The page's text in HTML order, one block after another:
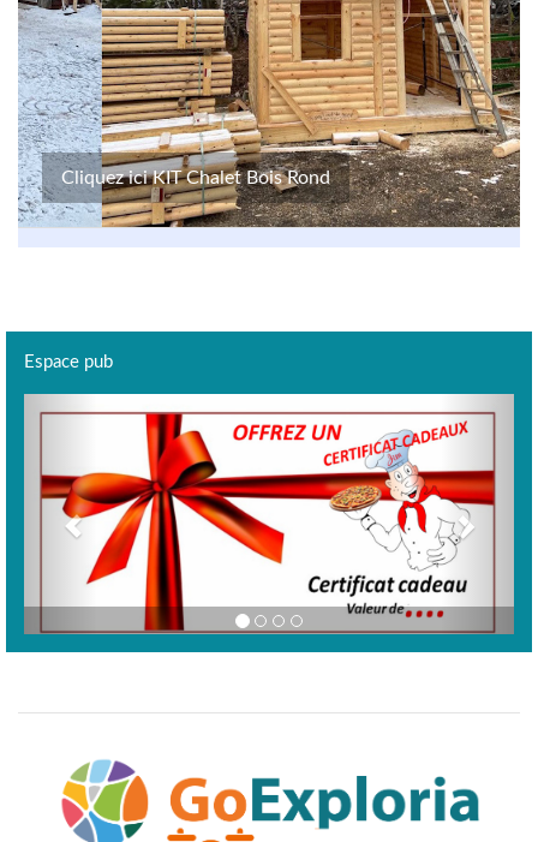
Cliquez ici KIT Chalet Bois Rond
Espace pub